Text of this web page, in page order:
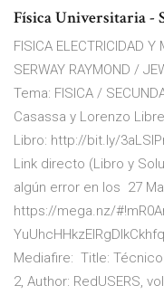
Física Universitaria -
FISICA ELECTRICIDAD
SERWAY RAYMOND /
Tema: FISICA /
Casassa y Lorenzo
Libro: http://bit.ly/
Link directo (Libro y
algún error en los 27
https://mega.nz/
Mediafire: Title:
2, Author: RedUSERS,